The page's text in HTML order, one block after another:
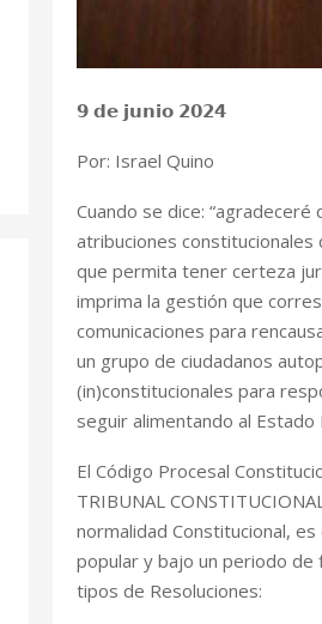
𝟵 𝗱𝗲 𝗷𝘂𝗻𝗶𝗼 𝟮𝟬𝟮𝟰
Por: Israel Quino
Cuando se dice:
atribuciones constitucionales
que permita tener certeza
imprima la gestión que
comunicaciones para
un grupo de ciudadanos
(in)constitucionales para
seguir alimentando al
El Código Procesal
TRIBUNAL
normalidad Constitucional,
popular y bajo un periodo de
tipos de Resoluciones: